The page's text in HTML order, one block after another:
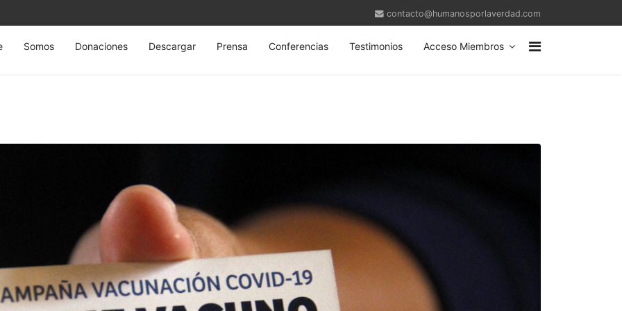
contacto@humanosporlaverdad.com
Somos Donaciones Descargar Prensa Conferencias Testimonios Acceso Miembros